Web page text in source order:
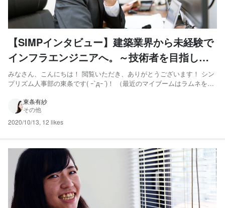
【SIMPインタビュー】建築業界から未経験で
インフラエンジニアへ。～技術者を目指した
きっかけ～
みなさん、こんにちは！ 閲覧いただき、ありがとうございます！ シン
プリズム人事部の東条です( ｰ`дｰ´)！ （最近のマイブームはラムネを食
介です！！ 誰に対しても物腰柔らかく、とても丁寧できめ細かな作業
をする徳田さん！面倒見の良さも定評があり、...
東条有紗
その他
2020/10/13, 12 likes